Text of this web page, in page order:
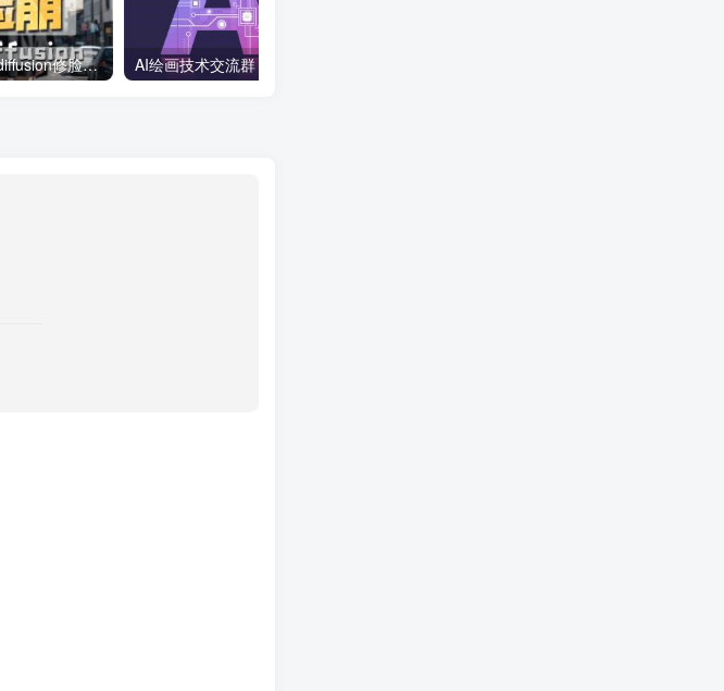
拒绝脸崩 stable diffusion修脸大法 AI绘画技术交流群